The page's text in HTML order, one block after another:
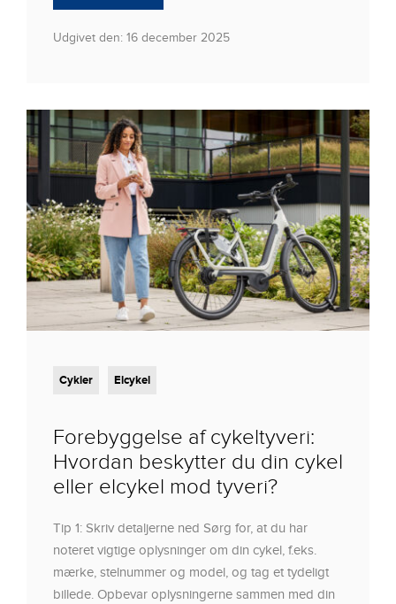
Udgivet den: 16 december 2025
Cykler Elcykel
Forebyggelse af cykeltyveri:
Hvordan beskytter du din cykel
eller elcykel mod tyveri?
Tip 1: Skriv detaljerne ned Sørg for, at du har
noteret vigtige oplysninger om din cykel, f.eks.
mærke, stelnummer og model, og tag et tydeligt
billede. Opbevar oplysningerne sammen med din